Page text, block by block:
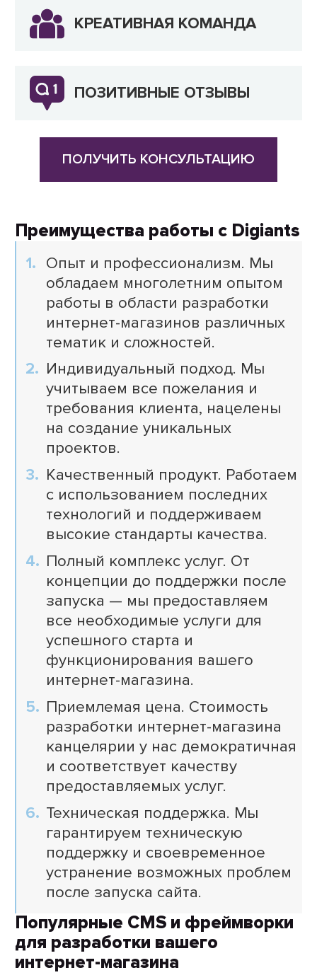
КРЕАТИВНАЯ КОМАНДА
ПОЗИТИВНЫЕ ОТЗЫВЫ
ПОЛУЧИТЬ КОНСУЛЬТАЦИЮ
Преимущества работы с Digiants
Опыт и профессионализм. Мы
обладаем многолетним опытом
работы в области разработки
интернет-магазинов различных
тематик и сложностей.
Индивидуальный подход. Мы
учитываем все пожелания и
требования клиента, нацелены
на создание уникальных
проектов.
Качественный продукт. Работаем
с использованием последних
технологий и поддерживаем
высокие стандарты качества.
Полный комплекс услуг. От
концепции до поддержки после
запуска — мы предоставляем
все необходимые услуги для
успешного старта и
функционирования вашего
интернет-магазина.
Приемлемая цена. Стоимость
разработки интернет-магазина
канцелярии у нас демократичная
и соответствует качеству
предоставляемых услуг.
Техническая поддержка. Мы
гарантируем техническую
поддержку и своевременное
устранение возможных проблем
после запуска сайта.
Популярные CMS и фреймворки
для разработки вашего
интернет-магазина